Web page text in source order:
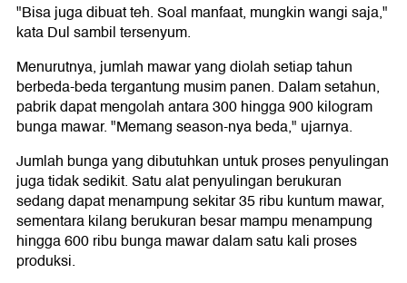
"Bisa juga dibuat teh. Soal manfaat, mungkin wangi saja,"
kata Dul sambil tersenyum.
Menurutnya, jumlah mawar yang diolah setiap tahun
berbeda-beda tergantung musim panen. Dalam setahun,
pabrik dapat mengolah antara 300 hingga 900 kilogram
bunga mawar. "Memang season-nya beda," ujarnya.
Jumlah bunga yang dibutuhkan untuk proses penyulingan
juga tidak sedikit. Satu alat penyulingan berukuran
sedang dapat menampung sekitar 35 ribu kuntum mawar,
sementara kilang berukuran besar mampu menampung
hingga 600 ribu bunga mawar dalam satu kali proses
produksi.